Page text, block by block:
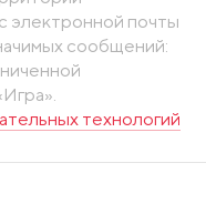
электронной почты
сообщений:
технологий